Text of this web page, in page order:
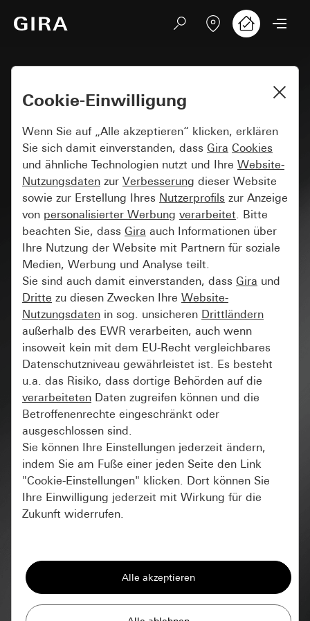
Architektur & Trends
Cookie-Einwilligung
Wenn Sie auf „Alle akzeptieren“ klicken, erklären
Sie sich damit einverstanden, dass Gira Cookies
und ähnliche Technologien nutzt und Ihre Website-
Nutzungsdaten zur Verbesserung dieser Website
sowie zur Erstellung Ihres Nutzerprofils zur Anzeige
von personalisierter Werbung verarbeitet. Bitte
beachten Sie, dass Gira auch Informationen über
Ihre Nutzung der Website mit Partnern für soziale
Medien, Werbung und Analyse teilt.
Sie sind auch damit einverstanden, dass Gira und
Dritte zu diesen Zwecken Ihre Website-
Nutzungsdaten in sog. unsicheren Drittländern
außerhalb des EWR verarbeiten, auch wenn
insoweit kein mit dem EU-Recht vergleichbares
Datenschutzniveau gewährleistet ist. Es besteht
u.a. das Risiko, dass dortige Behörden auf die
verarbeiteten Daten zugreifen können und die
Betroffenenrechte eingeschränkt oder
ausgeschlossen sind.
Sie können Ihre Einstellungen jederzeit ändern,
indem Sie am Fuße einer jeden Seite den Link
"Cookie-Einstellungen" klicken. Dort können Sie
Ihre Einwilligung jederzeit mit Wirkung für die
Zukunft widerrufen.
Alle Cookies, die wir benötigen um Ihnen die